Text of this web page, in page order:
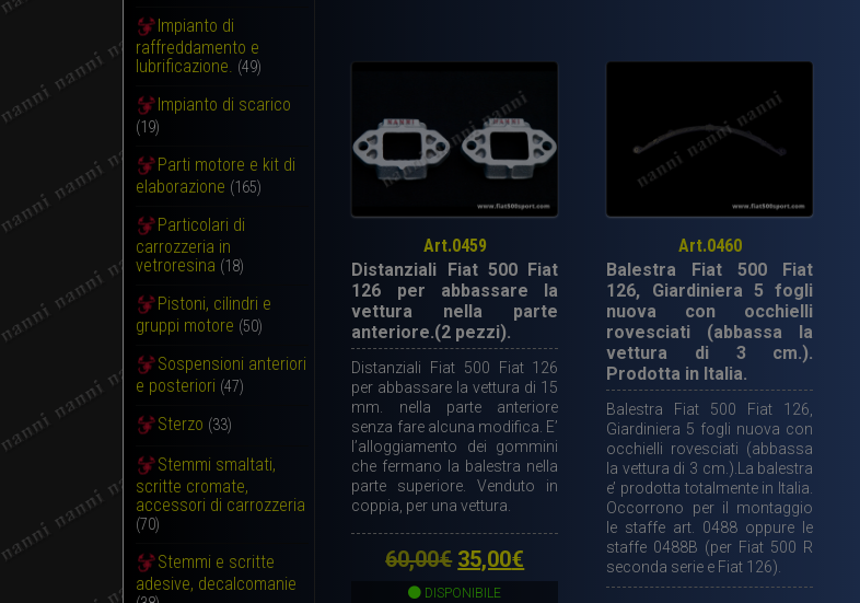
Impianto di
raffreddamento e
lubrificazione. (49)
Impianto di scarico
(19)
Parti motore e kit di
elaborazione (165)
Particolari di
carrozzeria in
vetroresina (18)
Pistoni, cilindri e
gruppi motore (50)
Sospensioni anteriori
e posteriori (47)
Sterzo (33)
Stemmi smaltati,
scritte cromate,
accessori di carrozzeria
(70)
Stemmi e scritte
adesive, decalcomanie
Art.0459
Distanziali Fiat 500 Fiat
126 per abbassare la
vettura nella parte
anteriore.(2 pezzi).
Distanziali Fiat 500 Fiat 126
per abbassare la vettura di 15
mm. nella parte anteriore
senza fare alcuna modifica. E’
l’alloggiamento dei gommini
che fermano la balestra nella
parte superiore. Venduto in
coppia, per una vettura.
60,00€ Il
prezzo
35,00€
DISPONIBILE
Art.0460
Balestra Fiat 500 Fiat
126, Giardiniera 5 fogli
nuova con occhielli
rovesciati (abbassa la
vettura di 3 cm.).
Prodotta in Italia.
Balestra Fiat 500 Fiat 126,
Giardiniera 5 fogli nuova con
occhielli rovesciati (abbassa
la vettura di 3 cm.).La balestra
e’ prodotta totalmente in Italia.
Occorrono per il montaggio
le staffe art. 0488 oppure le
staffe 0488B (per Fiat 500 R
seconda serie e Fiat 126).